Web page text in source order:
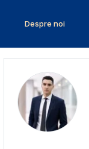
Despre noi